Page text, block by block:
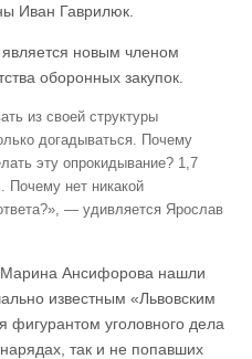
Иван Гаврилюк.
новым членом
оборонных закупок.
из своей структуры
догадываться. Почему
эту опрокидывание? 1,7
Почему нет никакой
— удивляется Ярослав
Ансифорова нашли
известным «Львовским
фигурантом уголовного дела
так и не попавших